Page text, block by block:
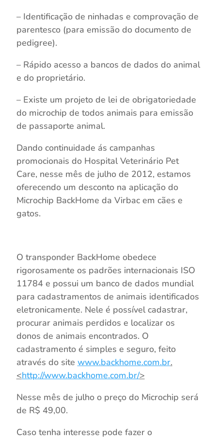
– Identificação de ninhadas e comprovação de
parentesco (para emissão do documento de
pedigree).
– Rápido acesso a bancos de dados do animal
e do proprietário.
– Existe um projeto de lei de obrigatoriedade
do microchip de todos animais para emissão
de passaporte animal.
Dando continuidade ás campanhas
promocionais do Hospital Veterinário Pet
Care, nesse mês de julho de 2012, estamos
oferecendo um desconto na aplicação do
Microchip BackHome da Virbac em cães e
gatos.
O transponder BackHome obedece
rigorosamente os padrões internacionais ISO
11784 e possui um banco de dados mundial
para cadastramentos de animais identificados
eletronicamente. Nele é possível cadastrar,
procurar animais perdidos e localizar os
donos de animais encontrados. O
cadastramento é simples e seguro, feito
através do site www.backhome.com.br.
<http://www.backhome.com.br/>
Nesse mês de julho o preço do Microchip será
de R$ 49,00.
Caso tenha interesse pode fazer o